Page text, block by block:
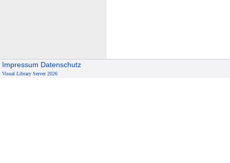
Impressum Datenschutz
Visual Library Server 2026